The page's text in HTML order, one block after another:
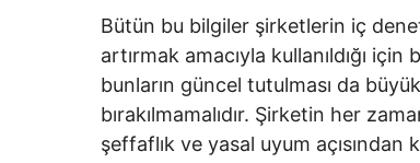
Bütün bu bilgiler şirketlerin iç
artırmak amacıyla kullanıldığı
bunların güncel tutulması da
bırakılmamalıdır. Şirketin her
şeffaflık ve yasal uyum